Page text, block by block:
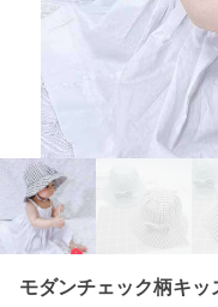
モダンチェック柄キ